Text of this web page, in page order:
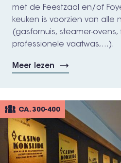
met de Feestzaal en/of
keuken is voorzien van alle
(gasfornuis, steamer-ovens,
professionele vaatwas,...).
Meer lezen
CA. 300-400